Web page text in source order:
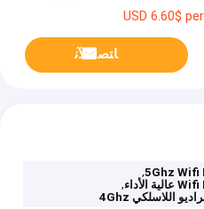
ﺎﺘﺼﻟ ﺍﻶﻧ
,
,